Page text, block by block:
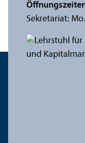
Sekretariat: